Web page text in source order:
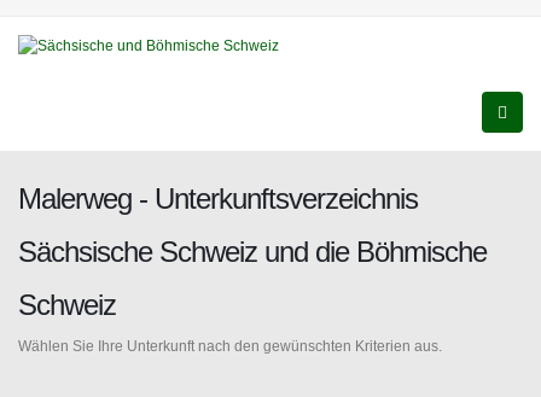
Malerweg - Unterkunftsverzeichnis
Sächsische Schweiz und die Böhmische
Schweiz
Wählen Sie Ihre Unterkunft nach den gewünschten Kriterien aus.